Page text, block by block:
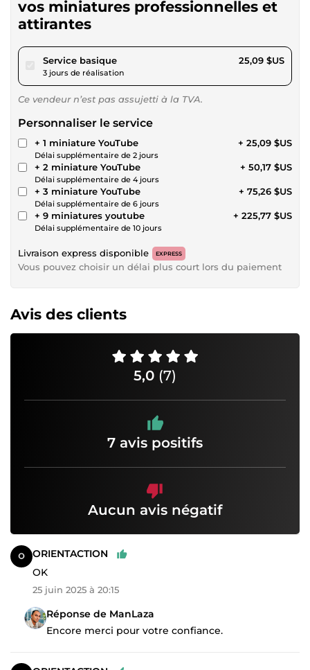
vos miniatures professionnelles et
attirantes
Service basiquepour 23,12 $US
3 jours de réalisation
25,09 $US
Ce vendeur n’est pas assujetti à la TVA.
Personnaliser le service
+ 1 miniature YouTube
Délai supplémentaire de 2 jours
+ 25,09 $US
+ 2 miniature YouTube
Délai supplémentaire de 4 jours
+ 50,17 $US
+ 3 miniature YouTube
Délai supplémentaire de 6 jours
+ 75,26 $US
+ 9 miniatures youtube
Délai supplémentaire de 10 jours
+ 225,77 $US
Livraison express disponible EXPRESS
Vous pouvez choisir un délai plus court lors du paiement
Avis des clients
5,0 (7)
7 avis positifs
Aucun avis négatif
ORIENTACTION
OK
25 juin 2025 à 20:15
Réponse de ManLaza
Encore merci pour votre confiance.